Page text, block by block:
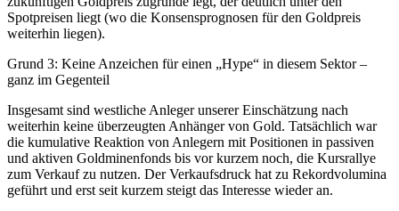
Spotpreisen liegt (wo die Konsensprognosen für den Goldpreis
weiterhin liegen).
Grund 3: Keine Anzeichen für einen „Hype“ in diesem Sektor –
ganz im Gegenteil
Insgesamt sind westliche Anleger unserer Einschätzung nach
weiterhin keine überzeugten Anhänger von Gold. Tatsächlich war
die kumulative Reaktion von Anlegern mit Positionen in passiven
und aktiven Goldminenfonds bis vor kurzem noch, die Kursrallye
zum Verkauf zu nutzen. Der Verkaufsdruck hat zu Rekordvolumina
geführt und erst seit kurzem steigt das Interesse wieder an.